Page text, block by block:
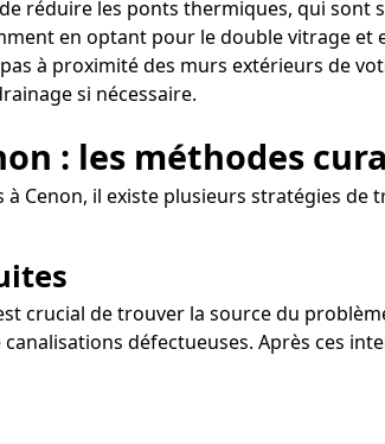
réduire les ponts thermiques, qui sont
en optant pour le double vitrage et
à proximité des murs extérieurs de
si nécessaire.
: les méthodes
Cenon, il existe plusieurs stratégies
crucial de trouver la source du
défectueuses. Après ces